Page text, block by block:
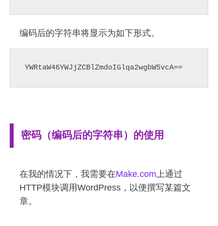
编码后的字符串将显示为如下形式。
YWRtaW46YWJjZCBlZmdoIGlqa2wgbW5vcA==
密码（编码后的字符串）的使用
在我的情况下，我需要在Make.com上通过
HTTP模块调用WordPress，以便撰写某篇文
章。